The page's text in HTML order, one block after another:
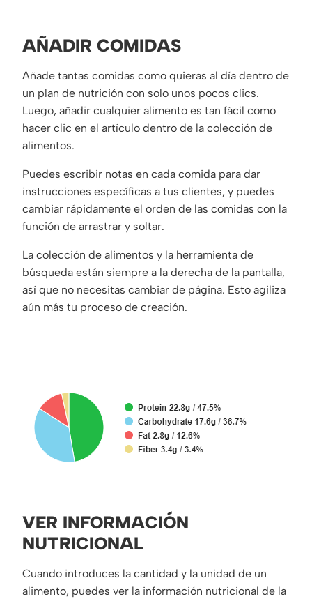
AÑADIR COMIDAS
Añade tantas comidas como quieras al día dentro de
un plan de nutrición con solo unos pocos clics.
Luego, añadir cualquier alimento es tan fácil como
hacer clic en el artículo dentro de la colección de
alimentos.
Puedes escribir notas en cada comida para dar
instrucciones específicas a tus clientes, y puedes
cambiar rápidamente el orden de las comidas con la
función de arrastrar y soltar.
La colección de alimentos y la herramienta de
búsqueda están siempre a la derecha de la pantalla,
así que no necesitas cambiar de página. Esto agiliza
aún más tu proceso de creación.
VER INFORMACIÓN
NUTRICIONAL
Cuando introduces la cantidad y la unidad de un
alimento, puedes ver la información nutricional de la